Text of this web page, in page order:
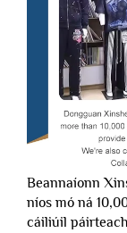
Beannaíonn
níos mó ná
cáiliúil